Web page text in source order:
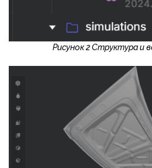
Рисунок 2 Структура и